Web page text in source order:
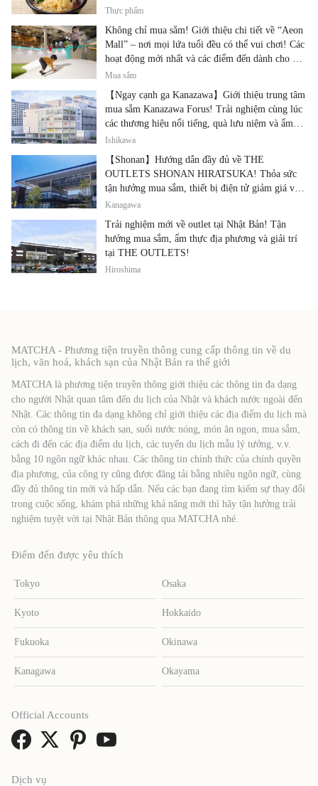
Thực phẩm
Không chỉ mua sắm! Giới thiệu chi tiết về “Aeon
Mall” – nơi mọi lứa tuổi đều có thể vui chơi! Các
hoạt động mới nhất và các điểm đến dành cho gia
đình.
Mua sắm
【Ngay cạnh ga Kanazawa】Giới thiệu trung tâm
mua sắm Kanazawa Forus! Trải nghiệm cùng lúc
các thương hiệu nổi tiếng, quà lưu niệm và ẩm
thực địa phương
Ishikawa
【Shonan】Hướng dẫn đầy đủ về THE
OUTLETS SHONAN HIRATSUKA! Thỏa sức
tận hưởng mua sắm, thiết bị điện tử giảm giá và
ẩm thực địa phương tại cùng một địa điểm!
Kanagawa
Trải nghiệm mới về outlet tại Nhật Bản! Tận
hưởng mua sắm, ẩm thực địa phương và giải trí
tại THE OUTLETS!
Hiroshima
MATCHA - Phương tiện truyền thông cung cấp thông tin về du
lịch, văn hoá, khách sạn của Nhật Bản ra thế giới
MATCHA là phương tiện truyền thông giới thiệu các thông tin đa dạng
cho người Nhật quan tâm đến du lịch của Nhật và khách nước ngoài đến
Nhật. Các thông tin đa dạng không chỉ giới thiệu các địa điểm du lịch mà
còn có thông tin về khách sạn, suối nước nóng, món ăn ngon, mua sắm,
cách đi đến các địa điểm du lịch, các tuyến du lịch mẫu lý tưởng, v.v.
bằng 10 ngôn ngữ khác nhau. Các thông tin chính thức của chính quyền
địa phương, của công ty cũng được đăng tải bằng nhiều ngôn ngữ, cùng
đầy đủ thông tin mới và hấp dẫn. Nếu các bạn đang tìm kiếm sự thay đổi
trong cuộc sống, khám phá những khả năng mới thì hãy tận hưởng trải
nghiệm tuyệt vời tại Nhật Bản thông qua MATCHA nhé.
Điểm đến được yêu thích
Tokyo Osaka
Kyoto Hokkaido
Fukuoka Okinawa
Kanagawa Okayama
Dịch vụ
Official Accounts